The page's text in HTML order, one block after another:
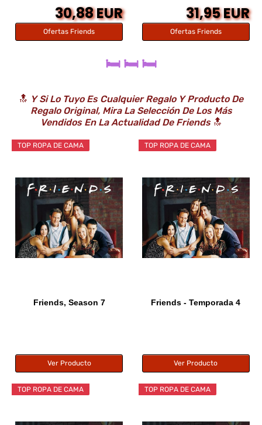
30,88 EUR
Ofertas Friends
31,95 EUR
Ofertas Friends
🛏️ 🛏️ 🛏️
🔝 Y Si Lo Tuyo Es Cualquier Regalo Y Producto De
Regalo Original, Mira La Selección De Los Más
Vendidos En La Actualidad De Friends🔝
TOP ROPA DE CAMA
Friends, Season 7
Ver Producto
TOP ROPA DE CAMA
Friends - Temporada 4
Ver Producto
TOP ROPA DE CAMA TOP ROPA DE CAMA